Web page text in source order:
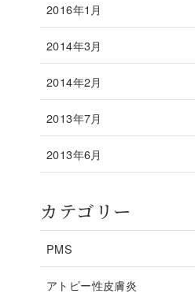
2016年1月
2014年3月
2014年2月
2013年7月
2013年6月
カテゴリー
PMS
アトピー性皮膚炎